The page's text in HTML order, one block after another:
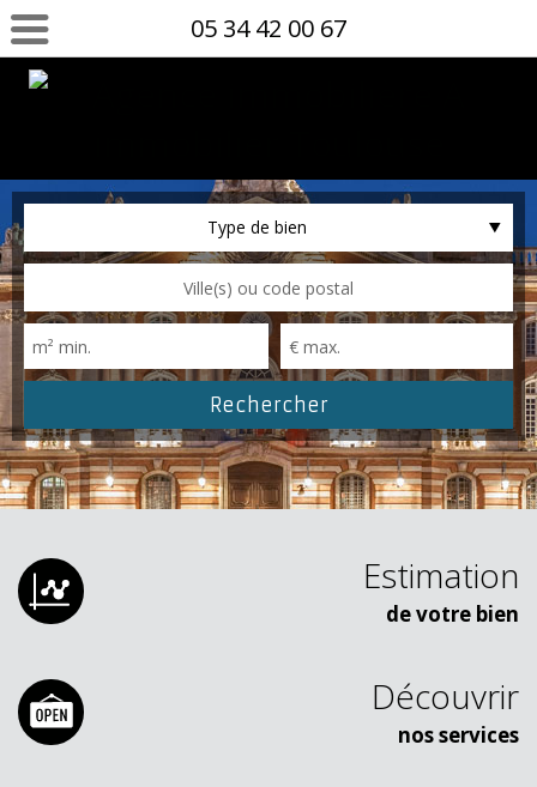
05 34 42 00 67
Type de bien
Estimation
de votre bien
Découvrir
nos services